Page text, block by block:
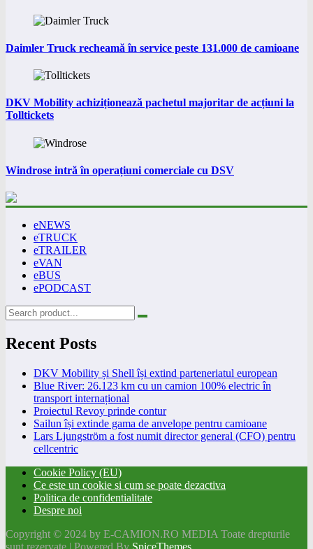
Daimler Truck recheamă în service peste 131.000 de camioane
DKV Mobility achiziționează pachetul majoritar de acțiuni la
Tolltickets
Windrose intră în operațiuni comerciale cu DSV
eNEWS
eTRUCK
eTRAILER
eVAN
eBUS
ePODCAST
Recent Posts
DKV Mobility și Shell își extind parteneriatul european
Blue River: 26.123 km cu un camion 100% electric în
transport internațional
Proiectul Revoy prinde contur
Sailun își extinde gama de anvelope pentru camioane
Lars Ljungström a fost numit director general (CFO) pentru
cellcentric
Cookie Policy (EU)
Ce este un cookie si cum se poate dezactiva
Politica de confidentialitate
Despre noi
Copyright © 2024 by E-CAMION.RO MEDIA Toate drepturile
sunt rezervate | Powered By SpiceThemes